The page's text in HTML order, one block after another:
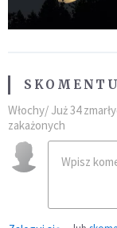
Włochy/ Już 34
zakażonych